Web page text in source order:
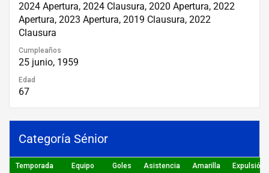
2024 Apertura, 2024 Clausura, 2020 Apertura, 2022
Apertura, 2023 Apertura, 2019 Clausura, 2022
Clausura
Cumpleaños
25 junio, 1959
Edad
67
Categoría Sénior
Temporada Equipo Goles Asistencia Amarilla Expulsión